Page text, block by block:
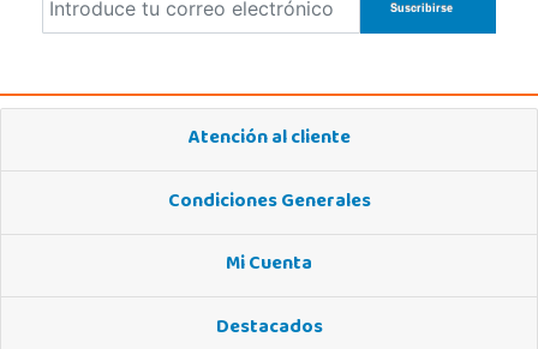
Atención al cliente
Condiciones Generales
Mi Cuenta
Destacados